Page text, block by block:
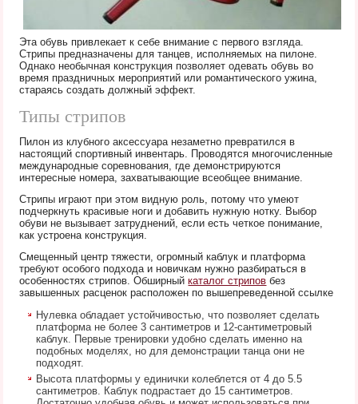
Эта обувь привлекает к себе внимание с первого взгляда.
Стрипы предназначены для танцев, исполняемых на пилоне.
Однако необычная конструкция позволяет одевать обувь во
время праздничных мероприятий или романтического ужина,
стараясь создать должный эффект.
Типы стрипов
Пилон из клубного аксессуара незаметно превратился в
настоящий спортивный инвентарь. Проводятся многочисленные
международные соревнования, где демонстрируются
интересные номера, захватывающие всеобщее внимание.
Стрипы играют при этом видную роль, потому что умеют
подчеркнуть красивые ноги и добавить нужную нотку. Выбор
обуви не вызывает затруднений, если есть четкое понимание,
как устроена конструкция.
Смещенный центр тяжести, огромный каблук и платформа
требуют особого подхода и новичкам нужно разбираться в
особенностях стрипов. Обширныйкаталог стрипов без
завышенных расценок расположен по вышепреведенной ссылке
Нулевка обладает устойчивостью, что позволяет сделать
платформа не более 3 сантиметров и 12-сантиметровый
каблук. Первые тренировки удобно сделать именно на
подобных моделях, но для демонстрации танца они не
подходят.
Высота платформы у единички колеблется от 4 до 5.5
сантиметров. Каблук подрастает до 15 сантиметров.